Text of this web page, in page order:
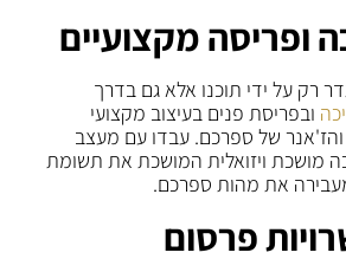
ופריסה מקצועיים
רק על ידי תוכנו אלא גם בדרך
ובפריסת פנים בעיצוב מקצועי
של ספרכם. עבדו עם מעצב
מושכת ויזואלית המושכת את תשומת
את מהות ספרכם.
פרסום